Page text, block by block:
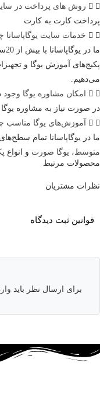
روش های پرداخت در
پرداخت کارت به کارت
خدمات سایت
پکیج‌های آموزش یوگا و
می‌دهیم.
امکان مشاوره یوگا وجود
در صورت نیاز به مشاوره یوگا با شماره:
آموزش‌های یوگا مناسب
ما در یوگاپاسانا تمام
متوسط، یوگا صورت و انواع
محصولات مرتبط
نظرات مشتریان
قوانین ثبت دیدگاه
برای ارسال نظر باید